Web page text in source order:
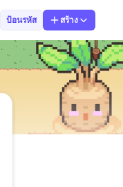
ป้อนรหัส สร้าง